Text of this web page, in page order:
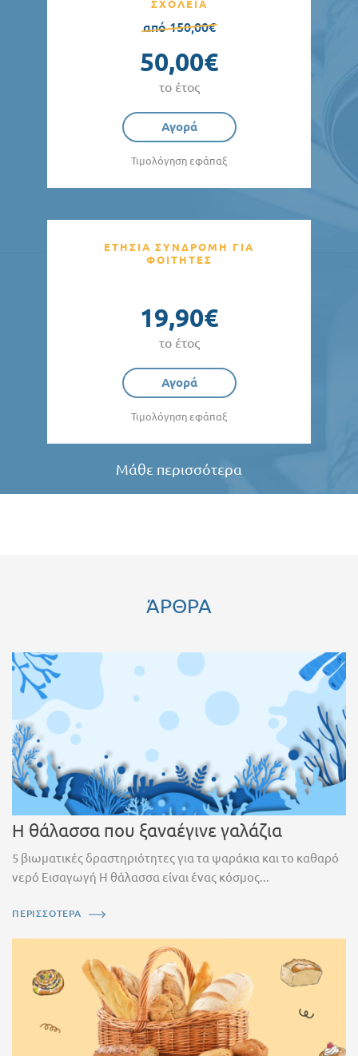
ΣΧΟΛΕΙΑ
από 150,00€
50,00€
το έτος
Αγορά
Τιμολόγηση εφάπαξ
ΕΤΗΣΙΑ ΣΥΝΔΡΟΜΗ ΓΙΑ
ΦΟΙΤΗΤΕΣ
19,90€
το έτος
Αγορά
Τιμολόγηση εφάπαξ
Μάθε περισσότερα
ΆΡΘΡΑ
Η θάλασσα που ξαναέγινε γαλάζια
5 βιωματικές δραστηριότητες για τα ψαράκια και το καθαρό
νερό Εισαγωγή Η θάλασσα είναι ένας κόσμος...
ΠΕΡΙΣΣΟΤΕΡΑ